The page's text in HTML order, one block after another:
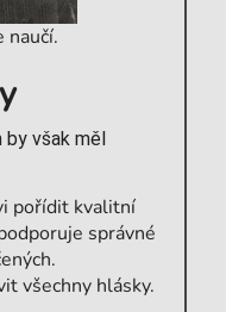
naučí.
by však měl
pořídit kvalitní
správné
všechny hlásky.